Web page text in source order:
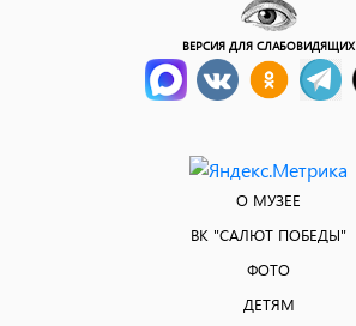
ВЕРСИЯ ДЛЯ СЛАБОВИДЯЩИХ
О МУЗЕЕ
ВК "САЛЮТ ПОБЕДЫ"
ФОТО
ДЕТЯМ